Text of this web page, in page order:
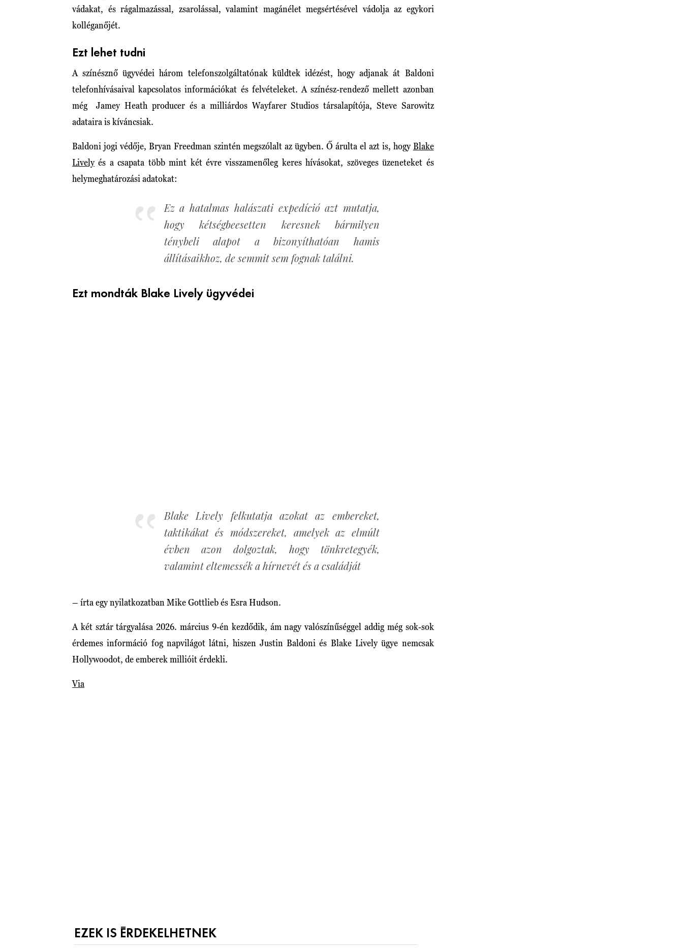
vádakat, és rágalmazással, zsarolással, valamint magánélet megsértésével vádolja az egykori
kolléganőjét.
Ezt lehet tudni
A színésznő ügyvédei három telefonszolgáltatónak küldtek idézést, hogy adjanak át Baldoni
telefonhívásaival kapcsolatos információkat és felvételeket. A színész-rendező mellett azonban
még Jamey Heath producer és a milliárdos Wayfarer Studios társalapítója, Steve Sarowitz
adataira is kíváncsiak.
Baldoni jogi védője, Bryan Freedman szintén megszólalt az ügyben. Ő árulta el azt is, hogy Blake
Lively és a csapata több mint két évre visszamenőleg keres hívásokat, szöveges üzeneteket és
helymeghatározási adatokat:
Ez a hatalmas halászati expedíció azt mutatja,
hogy kétségbeesetten keresnek bármilyen
ténybeli alapot a bizonyíthatóan hamis
állításaikhoz, de semmit sem fognak találni.
Ezt mondták Blake Lively ügyvédei
Blake Lively felkutatja azokat az embereket,
taktikákat és módszereket, amelyek az elmúlt
évben azon dolgoztak, hogy tönkretegyék,
valamint eltemessék a hírnevét és a családját
– írta egy nyilatkozatban Mike Gottlieb és Esra Hudson.
A két sztár tárgyalása 2026. március 9-én kezdődik, ám nagy valószínűséggel addig még sok-sok
érdemes információ fog napvilágot látni, hiszen Justin Baldoni és Blake Lively ügye nemcsak
Hollywoodot, de emberek millióit érdekli.
Via
EZEK IS ÉRDEKELHETNEK